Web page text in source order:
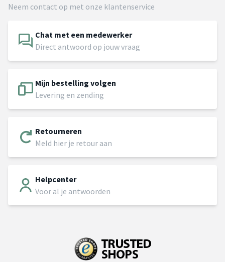
Neem contact op met onze klantenservice
Chat met een medewerker
Direct antwoord op jouw vraag
Mijn bestelling volgen
Levering en zending
Retourneren
Meld hier je retour aan
Helpcenter
Voor al je antwoorden